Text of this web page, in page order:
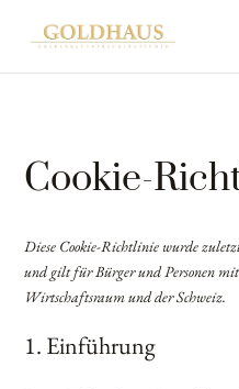
Cookie-
Diese Cookie-Richtlinie wurde
und gilt für Bürger und Personen mit
Wirtschaftsraum und der Schweiz.
1. Einführung